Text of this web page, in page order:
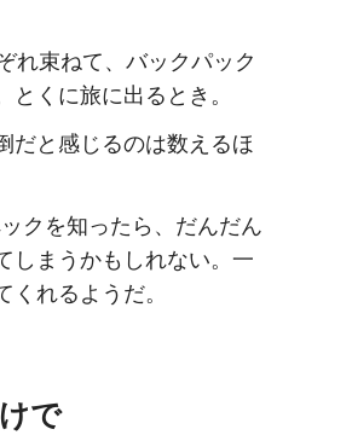
れ束ねて、バックパック
くに旅に出るとき。
だと感じるのは数えるほ
ックを知ったら、だんだん
しまうかもしれない。一
れるようだ。
で